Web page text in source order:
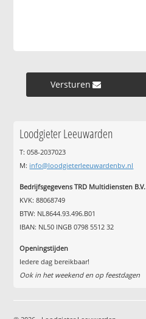
Versturen »
Loodgieter Leeuwarden
T: 058-2037023
M: info@loodgieterleeuwardenbv.nl
Bedrijfsgegevens TRD Multidiensten B.V.
KVK: 88068749
BTW: NL8644.93.496.B01
IBAN: NL50 INGB 0798 5512 32
Openingstijden
Iedere dag bereikbaar!
Ook in het weekend en op feestdagen